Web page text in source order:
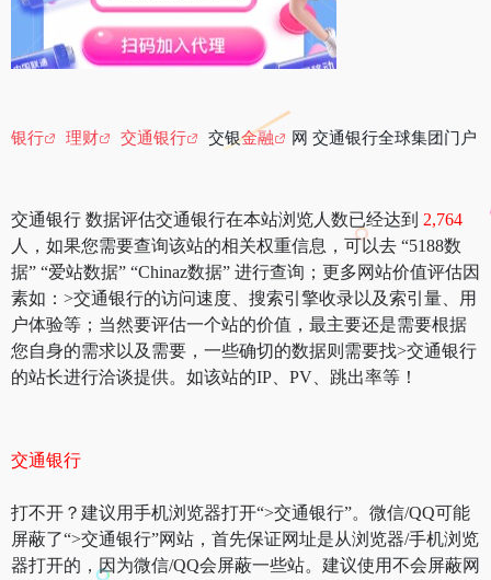
银行 理财 交通银行 交银金融 网 交通银行全球集团门户
交通银行 数据评估交通银行在本站浏览人数已经达到 2,764
人，如果您需要查询该站的相关权重信息，可以去 “5188数
据” “爱站数据” “Chinaz数据” 进行查询；更多网站价值评估因
素如：>交通银行的访问速度、搜索引擎收录以及索引量、用
户体验等；当然要评估一个站的价值，最主要还是需要根据
您自身的需求以及需要，一些确切的数据则需要找>交通银行
的站长进行洽谈提供。如该站的IP、PV、跳出率等！
交通银行
打不开？建议用手机浏览器打开“>交通银行”。微信/QQ可能
屏蔽了“>交通银行”网站，首先保证网址是从浏览器/手机浏览
器打开的，因为微信/QQ会屏蔽一些站。建议使用不会屏蔽网